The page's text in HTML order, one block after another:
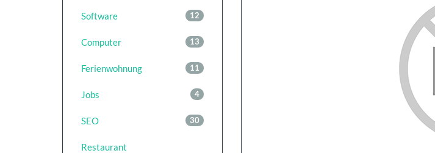
12
Software
13
Computer
11
Ferienwohnung
4
Jobs
30
SEO
Restaurant